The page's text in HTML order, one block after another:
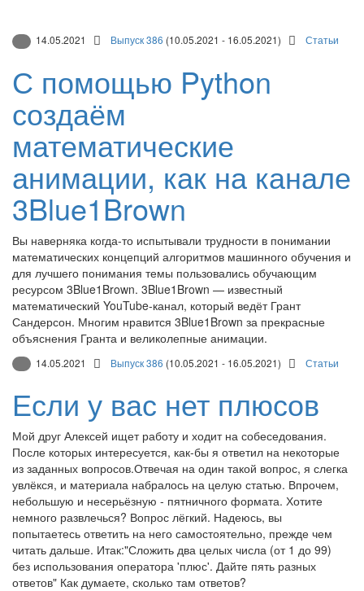
14.05.2021 Выпуск 386 (10.05.2021 - 16.05.2021) Статьи
С помощью Python
создаём
математические
анимации, как на канале
3Blue1Brown
Вы наверняка когда-то испытывали трудности в понимании
математических концепций алгоритмов машинного обучения и
для лучшего понимания темы пользовались обучающим
ресурсом 3Blue1Brown. 3Blue1Brown — известный
математический YouTube-канал, который ведёт Грант
Сандерсон. Многим нравится 3Blue1Brown за прекрасные
объяснения Гранта и великолепные анимации.
14.05.2021 Выпуск 386 (10.05.2021 - 16.05.2021) Статьи
Если у вас нет плюсов
Мой друг Алексей ищет работу и ходит на собеседования.
После которых интересуется, как-бы я ответил на некоторые
из заданных вопросов.Отвечая на один такой вопрос, я слегка
увлёкся, и материала набралось на целую статью. Впрочем,
небольшую и несерьёзную - пятничного формата. Хотите
немного развлечься? Вопрос лёгкий. Надеюсь, вы
попытаетесь ответить на него самостоятельно, прежде чем
читать дальше. Итак:"Сложить два целых числа (от 1 до 99)
без использования оператора 'плюс'. Дайте пять разных
ответов" Как думаете, сколько там ответов?